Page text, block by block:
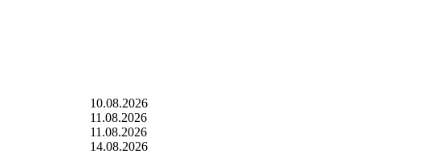
10.08.2026
11.08.2026
11.08.2026
14.08.2026